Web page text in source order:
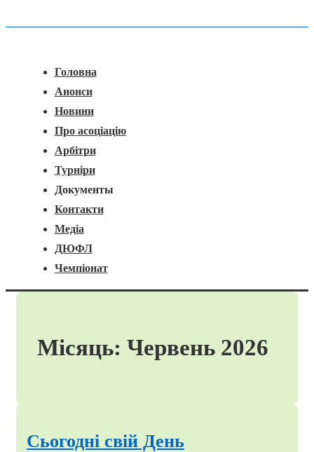
Головна
Анонси
Новини
Про асоціацію
Арбітри
Турніри
Документы
Контакти
Медіа
ДЮФЛ
Чемпіонат
Місяць: Червень 2026
Сьогодні свій День